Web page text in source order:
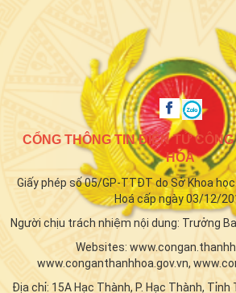
CỔNG THÔNG TIN ĐIỆN TỬ
HÓA
Giấy phép số 05/GP-TTĐT do Sở Khoa
Hoá cấp ngày 03/12/
Người chịu trách nhiệm nội dung: Trưởng
Websites:
www.conganthanhhoa.gov.vn,
Địa chỉ: 15A Hạc Thành, P. Hạc Thành,